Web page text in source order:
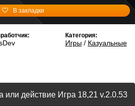
В закладки
Категория:
Игры/ Казуальные
или действие Игра 18,21 v.2.0.53